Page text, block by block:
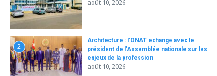
août 10, 2026
2
Architecture : l’ONAT échange avec le
président de l’Assemblée nationale sur les
enjeux de la profession
août 10, 2026